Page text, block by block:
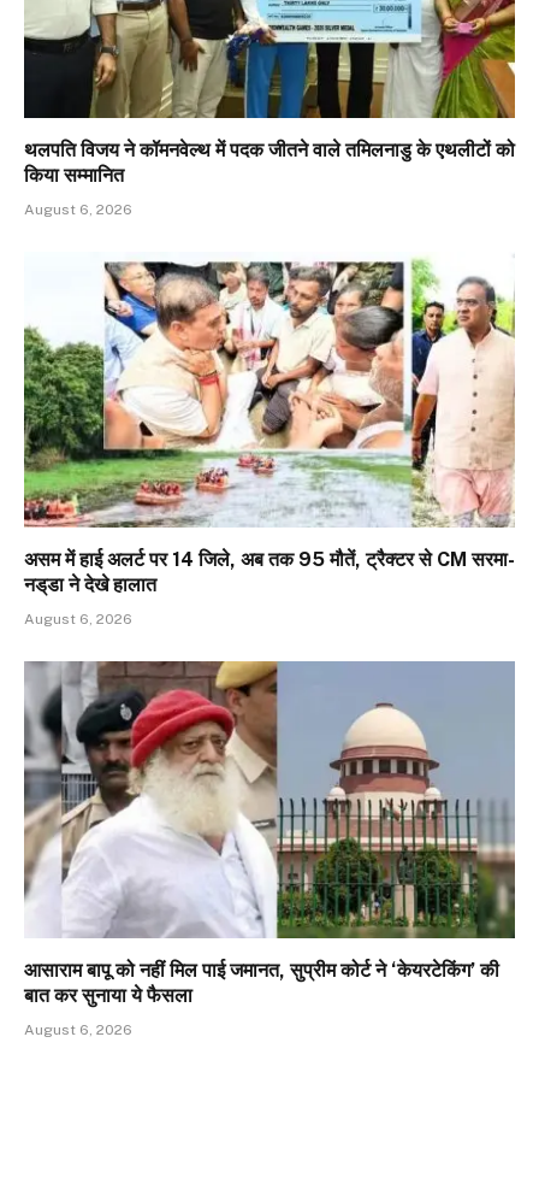
थलपति विजय ने कॉमनवेल्थ में पदक जीतने वाले तमिलनाडु के एथलीटों को
किया सम्मानित
August 6, 2026
असम में हाई अलर्ट पर 14 जिले, अब तक 95 मौतें, ट्रैक्टर से CM सरमा-
नड्‌डा ने देखे हालात
August 6, 2026
आसाराम बापू को नहीं मिल पाई जमानत, सुप्रीम कोर्ट ने ‘केयरटेकिंग’ की
बात कर सुनाया ये फैसला
August 6, 2026